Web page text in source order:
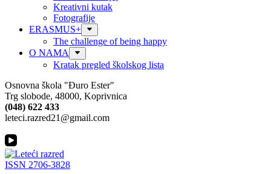
Kreativni kutak
Fotografije
ERASMUS+
The challenge of being happy
O NAMA
Kratak pregled školskog lista
Osnovna škola "Đuro Ester"
Trg slobode, 48000, Koprivnica
(048) 622 433
leteci.razred21@gmail.com
ISSN 2706-3828